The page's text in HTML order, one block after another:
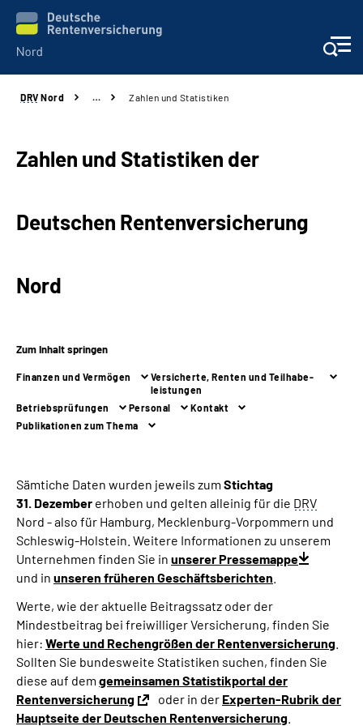
Aktuelles
Services
Karriere
Online-Services
Inhalte in Gebärdensprache (DGS)
Suche
Mein Kundenportal
DRV Nord … Zahlen und Statistiken
Zahlen und Statistiken der
Deutschen Renten­versicherung
Nord
Zum Inhalt springen
Finanzen und Vermögen
Versicherte, Renten und Teilhabe­
leistungen
Betriebsprüfungen
Personal
Kontakt
Publikationen zum Thema
Sämtiche Daten wurden jeweils zum Stichtag
31. Dezember erhoben und gelten alleinig für die DRV
Nord - also für Hamburg, Mecklenburg-Vorpommern und
Schleswig-Holstein. Weitere Informationen zu unserem
Unternehmen finden Sie in unserer Pressemappe
und in unseren früheren Geschäftsberichten
Werte, wie der aktuelle Beitragssatz oder der
Mindestbeitrag bei freiwilliger Versicherung, finden Sie
hier: Werte und Rechengrößen der Rentenversicherung
Sollten Sie bundesweite Statistiken suchen, finden Sie
diese auf dem gemeinsamen Statistikportal der
Rentenversicherung
oder in der Experten-Rubrik der
Hauptseite der Deutschen Rentenversicherung